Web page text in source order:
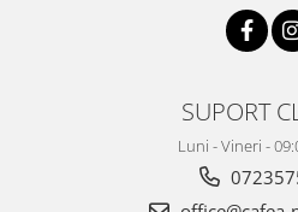
SUPORT
Luni - Vineri -